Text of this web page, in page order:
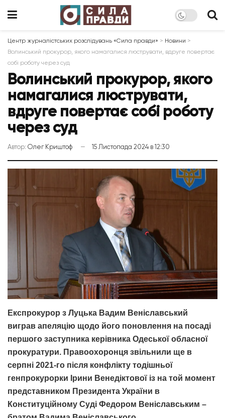
Центр журналістських розслідувань «Сила правди» > Новини >
Волинський прокурор, якого намагалися люструвати, вдруге повертає
собі роботу через суд
Волинський прокурор, якого
намагалися люструвати,
вдруге повертає собі роботу
через суд
Автор: Олег Криштоф 15 Листопада 2024 в 12:30
Експрокурор з Луцька Вадим Веніславський
виграв апеляцію щодо його поновлення на посаді
першого заступника керівника Одеської обласної
прокуратури. Правоохоронця звільнили ще в
серпні 2021-го після конфлікту тодішньої
генпрокурорки Ірини Венедіктової із на той момент
представником Президента України в
Конституційному Суді Федором Веніславським –